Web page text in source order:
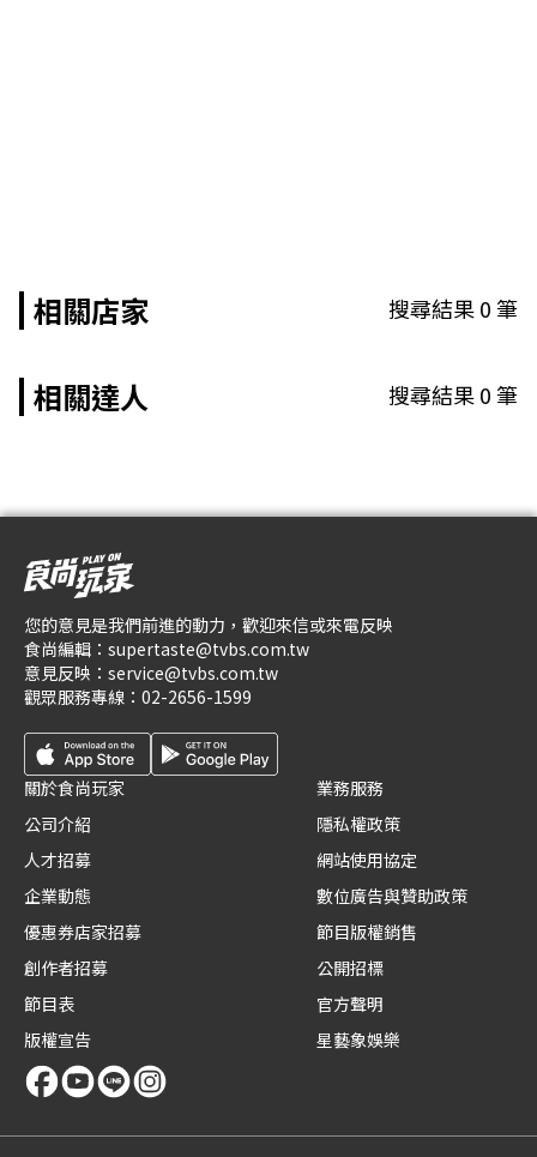
相關店家 搜尋結果0筆
相關達人 搜尋結果0筆
您的意見是我們前進的動力，歡迎來信或來電反映
食尚編輯： supertaste@tvbs.com.tw
意見反映： service@tvbs.com.tw
觀眾服務專線： 02-2656-1599
關於食尚玩家
公司介紹
人才招募
企業動態
優惠券店家招募
創作者招募
節目表
版權宣告
業務服務
隱私權政策
網站使用協定
數位廣告與贊助政策
節目版權銷售
公開招標
官方聲明
星藝象娛樂